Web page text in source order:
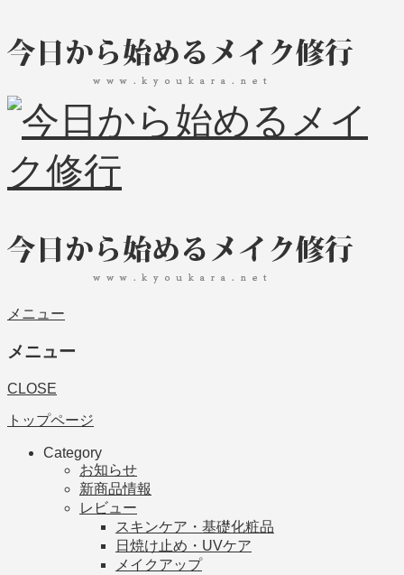
メニュー
メニュー
CLOSE
トップページ
Category
お知らせ
新商品情報
レビュー
スキンケア・基礎化粧品
日焼け止め・UVケア
メイクアップ